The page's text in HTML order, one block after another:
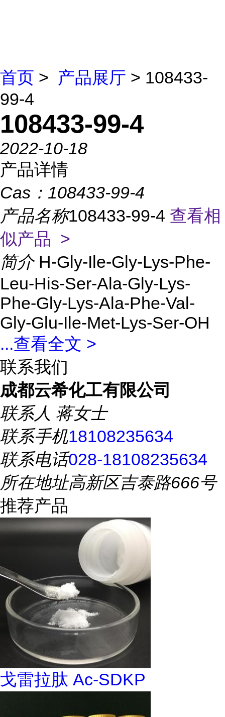
首页 > 产品展厅 > 108433-
99-4
108433-99-4
2022-10-18
产品详情
Cas： 108433-99-4
产品名称108433-99-4 查看相
似产品 >
简介 H-Gly-Ile-Gly-Lys-Phe-
Leu-His-Ser-Ala-Gly-Lys-
Phe-Gly-Lys-Ala-Phe-Val-
Gly-Glu-Ile-Met-Lys-Ser-OH
...查看全文 >
联系我们
成都云希化工有限公司
联系人 蒋女士
联系手机18108235634
联系电话028-18108235634
所在地址高新区吉泰路666号
推荐产品
戈雷拉肽 Ac-SDKP